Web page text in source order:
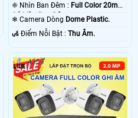
❈ Nhìn Ban Đêm : Full Color 20m
Có Màu Ban Ðêm.
❄ Camera Dòng Dome Plastic.
️🛃 Điểm Nỗi Bật :Thu Âm.
4359